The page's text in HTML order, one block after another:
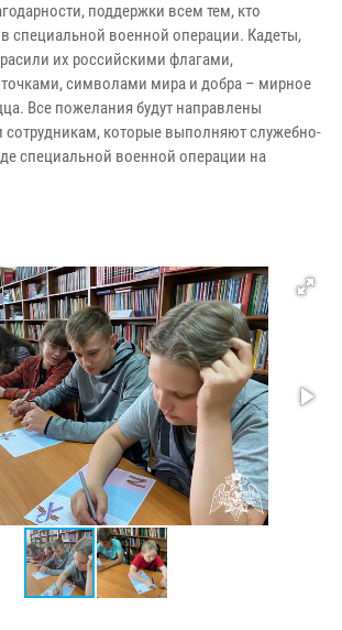
поддержки всем тем, кто
специальной военной операции. Кадеты,
их российскими флагами,
символами мира и добра – мирное
Все пожелания будут направлены
которые выполняют служебно-
специальной военной операции на